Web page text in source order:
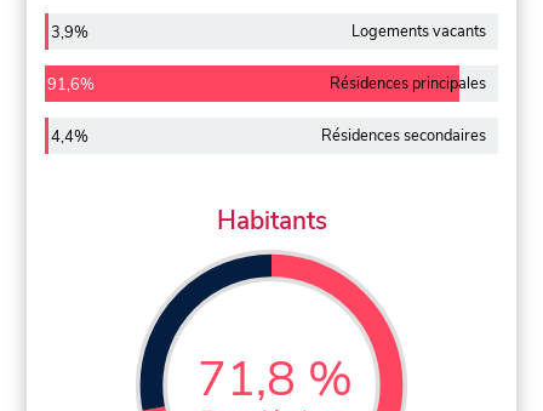
3,9% Logements vacants
91,6% Résidences principales
4,4% Résidences secondaires
Habitants
71,8 %